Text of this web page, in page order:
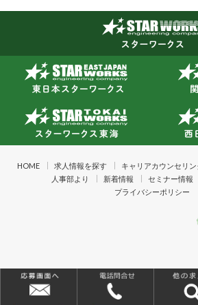
HOME 求人情報を探す キャリアカウンセリン
人事部より
新着情報 セミナー情報
プライバシーポリシー
Copyright © 2026「イーエンジニアリング powered
技術者の転職を支援するエンジニアのため